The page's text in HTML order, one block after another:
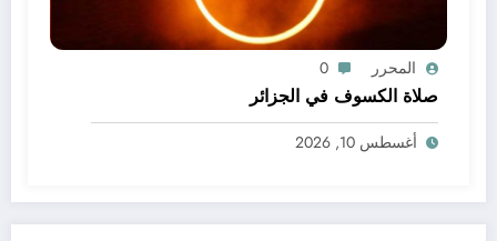
المحرر 0
صلاة الكسوف في الجزائر
أغسطس 10, 2026